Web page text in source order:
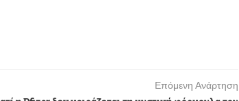
Επόμενη Ανάρτηση